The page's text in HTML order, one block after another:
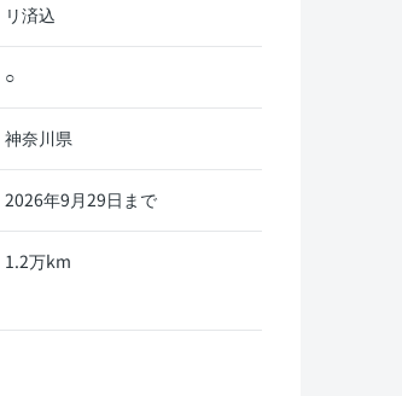
リ済込
○
神奈川県
2026年9月29日まで
1.2万km